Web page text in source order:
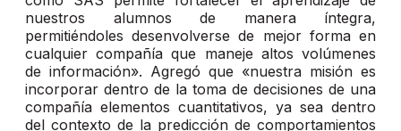
nuestros alumnos de manera íntegra,
permitiéndoles desenvolverse de mejor forma en
cualquier compañía que maneje altos volúmenes
de información». Agregó que «nuestra misión es
incorporar dentro de la toma de decisiones de una
compañía elementos cuantitativos, ya sea dentro
del contexto de la predicción de comportamientos